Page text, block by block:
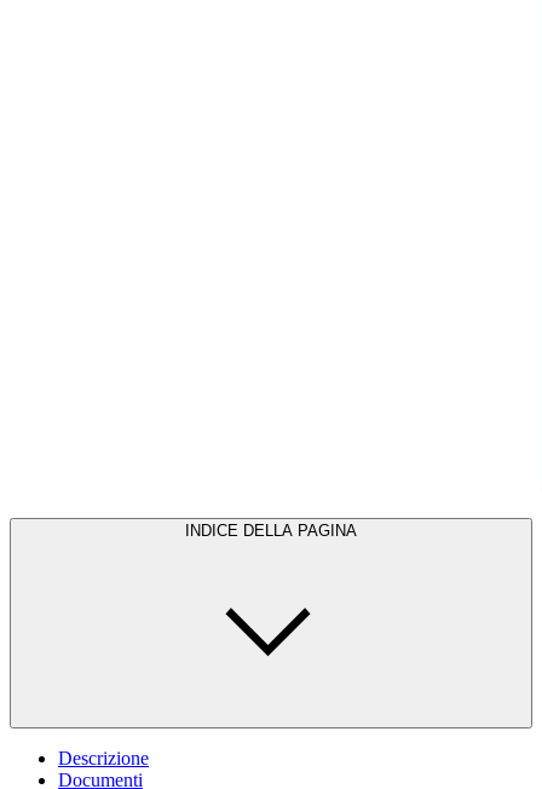
INDICE DELLA PAGINA
Descrizione
Documenti